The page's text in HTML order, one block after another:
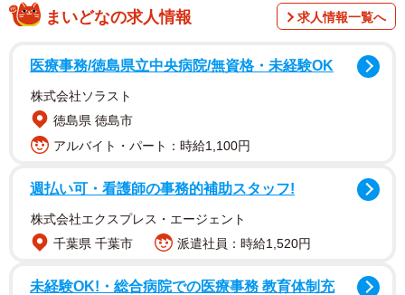
情勢を捉えるならば、最近のプーチン大統領の発言を最も
注意するべきだろう。プーチン大統領は最近、「長年の懸
案だったドネツク人民共和国とルガンスク人民共和国の独
立と主権を直ちに承認するという決定を下す必要があると
れわれの歴史、文化、精神的空間は不可分だ」と発言し
た。
北した、それによって本来は自らの勢力圏だった東欧に
まいどなの求人情報 求人情報一覧へ
医療事務/徳島県立中央病院/無資格・未経験OK
株式会社ソラスト
徳島県 徳島市
アルバイト・パート：時給1,100円
週払い可・看護師の事務的補助スタッフ!
株式会社エクスプレス・エージェント
千葉県 千葉市
派遣社員：時給1,520円
未経験OK!・総合病院での医療事務 教育体制充